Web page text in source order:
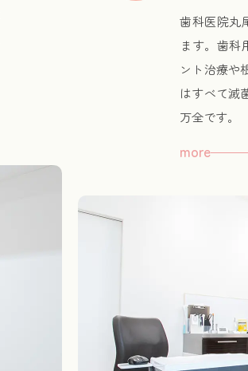
歯科医院丸
ます。歯科
ント治療や
はすべて滅
万全です。
more